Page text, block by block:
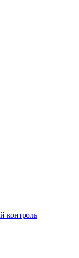
контроль